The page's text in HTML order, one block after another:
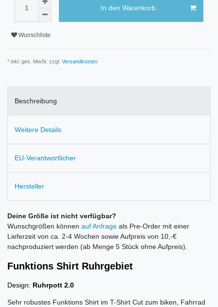
In den Warenkorb
Wunschliste
* inkl. ges. MwSt. zzgl. Versandkosten
Beschreibung
Weitere Details
EU-Verantwortlicher
Hersteller
Deine Größe ist nicht verfügbar?
Wunschgrößen können auf Anfrage als Pre-Order mit einer
Lieferzeit von ca. 2-4 Wochen sowie Aufpreis von 10,-€
nachproduziert werden (ab Menge 5 Stück ohne Aufpreis).
Funktions Shirt Ruhrgebiet
Design: Ruhrpott 2.0
Sehr robustes Funktions Shirt im T-Shirt Cut zum biken, Fahrrad